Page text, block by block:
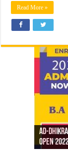
Read More »
Ad-
Open
Ad-
AD DHIKRA
ரியாத்
Masjid